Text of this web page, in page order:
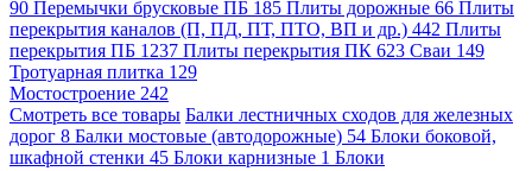
90 Перемычки брусковые ПБ 185 Плиты дорожные 66 Плиты
перекрытия каналов (П, ПД, ПТ, ПТО, ВП и др.) 442 Плиты
перекрытия ПБ 1237 Плиты перекрытия ПК 623 Сваи 149
Тротуарная плитка 129
Мостостроение 242
Смотреть все товары Балки лестничных сходов для железных
дорог 8 Балки мостовые (автодорожные) 54 Блоки боковой,
шкафной стенки 45 Блоки карнизные 1 Блоки